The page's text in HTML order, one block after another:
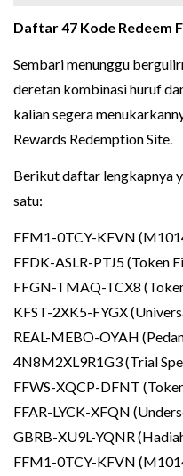
Daftar 47 Kode Redeem
Sembari menunggu
deretan kombinasi huruf
kalian segera
Rewards Redemption Site.
Berikut daftar lengkapnya
satu:
FFM1-0TCY-KFVN
FFDK-ASLR-PTJ5 (Token
FFGN-TMAQ-TCX8
KFST-2XK5-FYGX
REAL-MEBO-OYAH
4N8M2XL9R1G3 (Trial
FFWS-XQCP-DFNT
FFAR-LYCK-XFQN
GBRB-XU9L-YQNR
FFM1-0TCY-KFVN